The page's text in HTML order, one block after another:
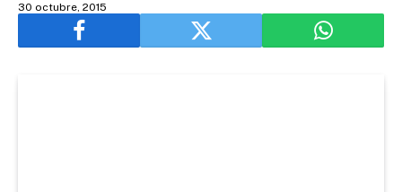
30 octubre, 2015